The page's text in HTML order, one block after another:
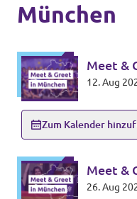
Mitmachen
Datenschutz
München
Meet &
12. Aug
Zum Kalender
Meet &
26. Aug